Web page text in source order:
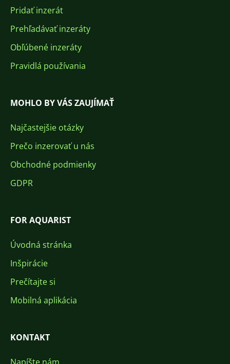
Pridať inzerát
Prehľadávať inzeráty
Obľúbené inzeráty
Pravidlá používania
MOHLO BY VÁS ZAUJÍMAŤ
Najčastejšie otázky
Prečo inzerovať u nás
Obchodné podmienky
GDPR
FOR AQUARIST
Úvodná stránka
Inšpirácie
Prečítajte si
Mobilná aplikácia
KONTAKT